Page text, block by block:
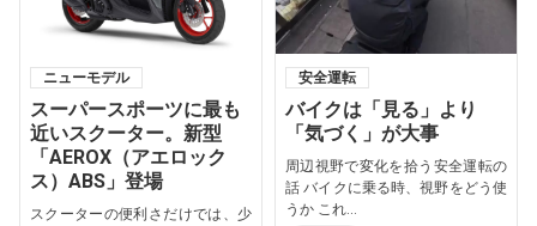
ニューモデル
スーパースポーツに最も
近いスクーター。新型
「AEROX（アエロック
ス）ABS」登場
スクーターの便利さだけでは、少
安全運転
バイクは「見る」より
「気づく」が大事
周辺視野で変化を拾う安全運転の
話 バイクに乗る時、視野をどう使
うか これ...